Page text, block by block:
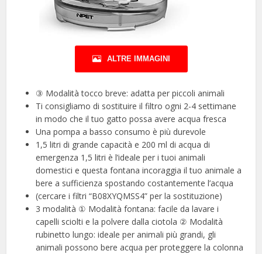
ALTRE IMMAGINI
③ Modalità tocco breve: adatta per piccoli animali
Ti consigliamo di sostituire il filtro ogni 2-4 settimane
in modo che il tuo gatto possa avere acqua fresca
Una pompa a basso consumo è più durevole
1,5 litri di grande capacità e 200 ml di acqua di
emergenza 1,5 litri è l’ideale per i tuoi animali
domestici e questa fontana incoraggia il tuo animale a
bere a sufficienza spostando costantemente l’acqua
(cercare i filtri “B08XYQMSS4” per la sostituzione)
3 modalità ① Modalità fontana: facile da lavare i
capelli sciolti e la polvere dalla ciotola ② Modalità
rubinetto lungo: ideale per animali più grandi, gli
animali possono bere acqua per proteggere la colonna